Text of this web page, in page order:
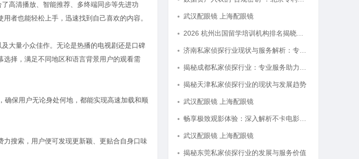
高清播放、智能推荐、多终端同步等先进功
者也能轻松上手，迅速找到自己喜欢的内容。
大量小众佳作。无论是热播的电视剧还是口碑
择，满足不同地区和语言背景用户的观看需
确保用户无论身处何地，都能实现高速加载和顺
搜索，用户便可发现更新颖、更贴合自身口味
武汉配眼镜 上海配眼镜
揭秘天津私家侦探行业的现状与发展趋势
武汉配眼镜 上海配眼镜
武汉配眼镜 上海配眼镜
揭秘东莞私家侦探行业的发展与服务价值